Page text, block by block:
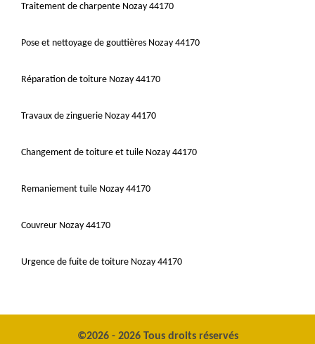
Traitement de charpente Nozay 44170
Pose et nettoyage de gouttières Nozay 44170
Réparation de toiture Nozay 44170
Travaux de zinguerie Nozay 44170
Changement de toiture et tuile Nozay 44170
Remaniement tuile Nozay 44170
Couvreur Nozay 44170
Urgence de fuite de toiture Nozay 44170
©2026 - 2026 Tous droits réservés